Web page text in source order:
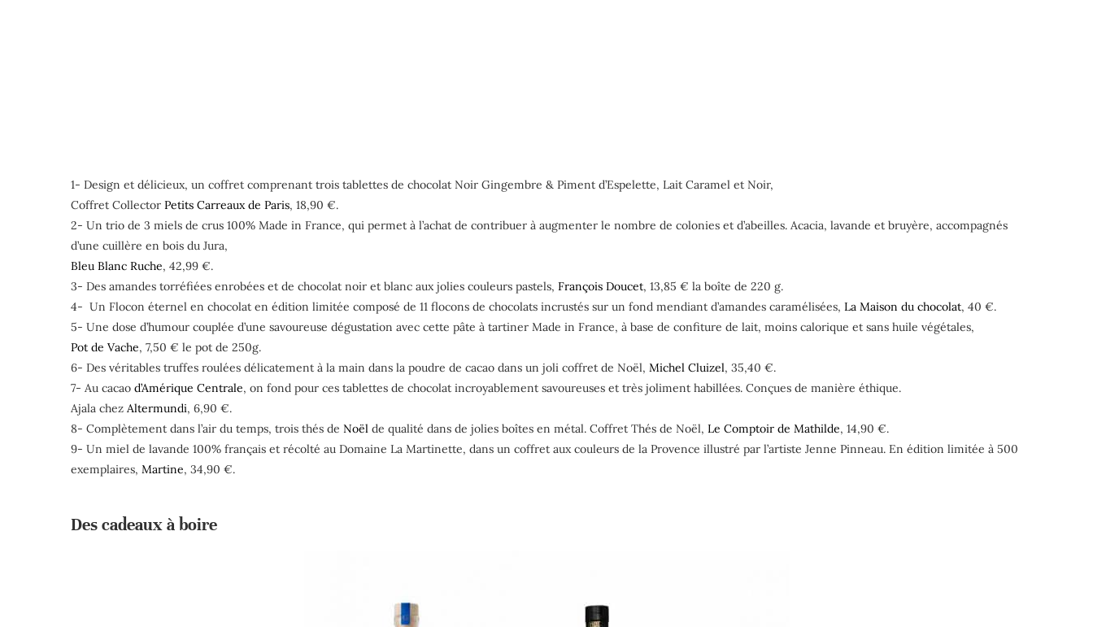
1- Design et délicieux, un coffret comprenant trois tablettes de chocolat Noir Gingembre & Piment d’Espelette, Lait Caramel et Noir,
Coffret Collector Petits Carreaux de Paris, 18,90 €.
2- Un trio de 3 miels de crus 100% Made in France, qui permet à l’achat de contribuer à augmenter le nombre de colonies et d’abeilles. Acacia, lavande et bruyère, accompagnés
d’une cuillère en bois du Jura,
Bleu Blanc Ruche, 42,99 €.
3- Des amandes torréfiées enrobées et de chocolat noir et blanc aux jolies couleurs pastels, François Doucet, 13,85 € la boîte de 220 g.
4- Un Flocon éternel en chocolat en édition limitée composé de 11 flocons de chocolats incrustés sur un fond mendiant d’amandes caramélisées, La Maison du chocolat, 40 €.
5- Une dose d’humour couplée d’une savoureuse dégustation avec cette pâte à tartiner Made in France, à base de confiture de lait, moins calorique et sans huile végétales,
Pot de Vache, 7,50 € le pot de 250g.
6- Des véritables truffes roulées délicatement à la main dans la poudre de cacao dans un joli coffret de Noël, Michel Cluizel, 35,40 €.
7- Au cacao d’Amérique Centrale, on fond pour ces tablettes de chocolat incroyablement savoureuses et très joliment habillées. Conçues de manière éthique.
Ajala chez Altermundi, 6,90 €.
8- Complètement dans l’air du temps, trois thés de Noël de qualité dans de jolies boîtes en métal. Coffret Thés de Noël, Le Comptoir de Mathilde, 14,90 €.
9- Un miel de lavande 100% français et récolté au Domaine La Martinette, dans un coffret aux couleurs de la Provence illustré par l’artiste Jenne Pinneau. En édition limitée à 500
exemplaires, Martine, 34,90 €.
Des cadeaux à boire